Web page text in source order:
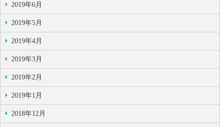
2019年6月
2019年5月
2019年4月
2019年3月
2019年2月
2019年1月
2018年12月